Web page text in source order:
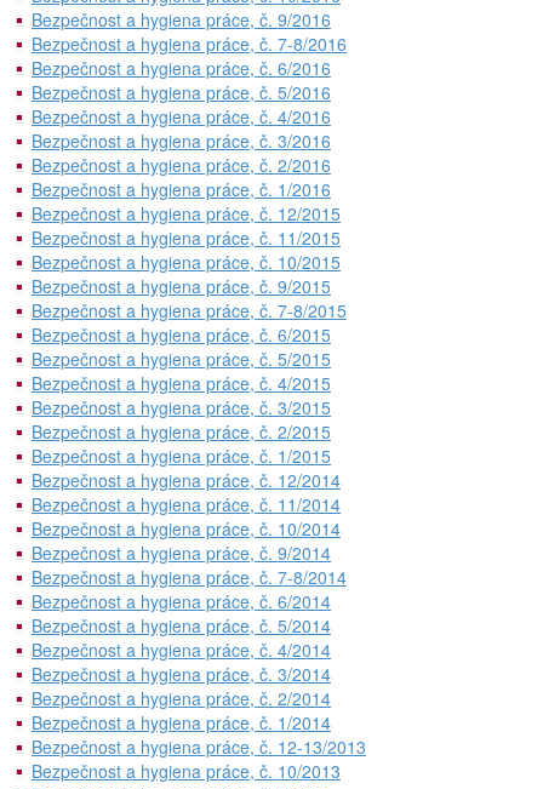
Bezpečnost a hygiena práce, č. 9/2016
Bezpečnost a hygiena práce, č. 7-8/2016
Bezpečnost a hygiena práce, č. 6/2016
Bezpečnost a hygiena práce, č. 5/2016
Bezpečnost a hygiena práce, č. 4/2016
Bezpečnost a hygiena práce, č. 3/2016
Bezpečnost a hygiena práce, č. 2/2016
Bezpečnost a hygiena práce, č. 1/2016
Bezpečnost a hygiena práce, č. 12/2015
Bezpečnost a hygiena práce, č. 11/2015
Bezpečnost a hygiena práce, č. 10/2015
Bezpečnost a hygiena práce, č. 9/2015
Bezpečnost a hygiena práce, č. 7-8/2015
Bezpečnost a hygiena práce, č. 6/2015
Bezpečnost a hygiena práce, č. 5/2015
Bezpečnost a hygiena práce, č. 4/2015
Bezpečnost a hygiena práce, č. 3/2015
Bezpečnost a hygiena práce, č. 2/2015
Bezpečnost a hygiena práce, č. 1/2015
Bezpečnost a hygiena práce, č. 12/2014
Bezpečnost a hygiena práce, č. 11/2014
Bezpečnost a hygiena práce, č. 10/2014
Bezpečnost a hygiena práce, č. 9/2014
Bezpečnost a hygiena práce, č. 7-8/2014
Bezpečnost a hygiena práce, č. 6/2014
Bezpečnost a hygiena práce, č. 5/2014
Bezpečnost a hygiena práce, č. 4/2014
Bezpečnost a hygiena práce, č. 3/2014
Bezpečnost a hygiena práce, č. 2/2014
Bezpečnost a hygiena práce, č. 1/2014
Bezpečnost a hygiena práce, č. 12-13/2013
Bezpečnost a hygiena práce, č. 10/2013